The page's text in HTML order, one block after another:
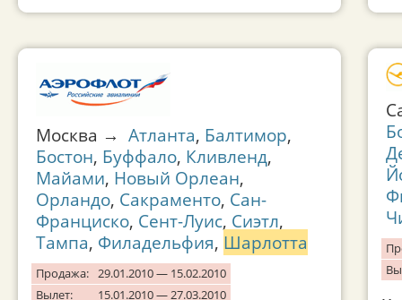
Москва → Атланта, Балтимор,
Бостон, Буффало, Кливленд,
Майами, Новый Орлеан,
Орландо, Сакраменто, Сан-
Франциско, Сент-Луис, Сиэтл,
Тампа, Филадельфия, Шарлотта
Продажа: 29.01.2010 — 15.02.2010
Вылет:
15.01.2010 — 27.03.2010